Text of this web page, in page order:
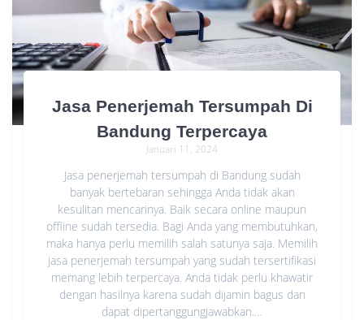
Jasa Penerjemah Tersumpah Di
Bandung Terpercaya
Januari 11, 2024
Jasa penerjemah tersumpah di Bandung sudah
banyak bertebaran sehingga Anda tidak akan
kesulitan mencarinya. Baik secara online maupun
offline sudah tersedia. Bagi Anda yang membutuhkan,
maka hanya perlu memilih salah satunya saja. Memilih
jasa penerjemah tersumpah yang sudah tersertifikasi
memang lebih terpercaya. Anda tidak perlu khawatir
dengan hasilnya karena sudah dijamin bagus dan
dapat dipertanggungjawabkan.…